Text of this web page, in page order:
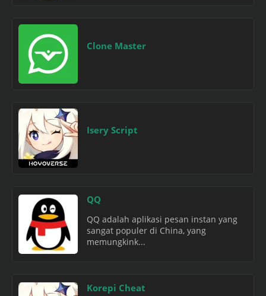
Clone Master
Isery Script
QQ
QQ adalah aplikasi pesan instan yang
sangat populer di China, yang
memungkink...
Korepi Cheat